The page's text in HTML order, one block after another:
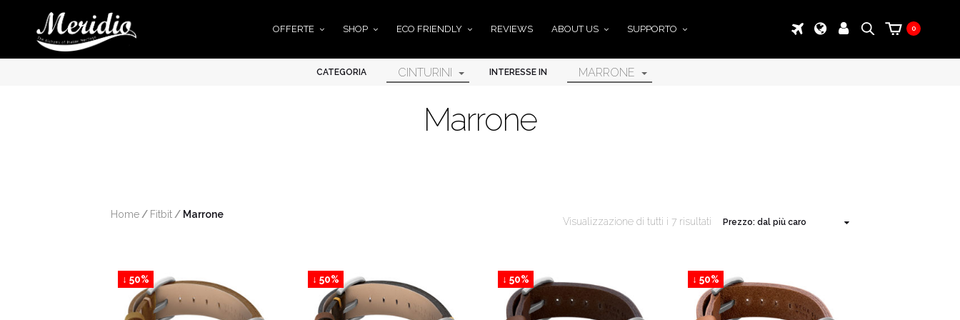
OFFERTE SHOP ECO FRIENDLY REVIEWS ABOUT US SUPPORTO 0
CATEGORIA CINTURINI INTERESSE IN MARRONE
Marrone
Home / Fitbit / Marrone
Visualizzazione di tutti i 7 risultati
↓ 50% ↓ 50% ↓ 50% ↓ 50%